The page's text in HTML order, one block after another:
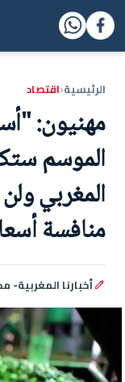
الرئيسية‹اقتصاد
مهنيون:
الموسم
المغربي
منافسة
أخبارنا المغربية-